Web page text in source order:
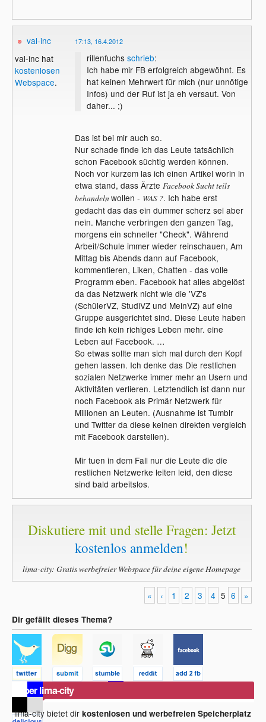
val-inc
val-inc hat
kostenlosen
Webspace.
17:13, 16.4.2012
rillenfuchs schrieb:
Ich habe mir FB erfolgreich abgewöhnt. Es
hat keinen Mehrwert für mich (nur unnötige
Infos) und der Ruf ist ja eh versaut. Von
daher... ;)
Das ist bei mir auch so.
Nur schade finde ich das Leute tatsächlich
schon Facebook süchtig werden können.
Noch vor kurzem las ich einen Artikel worin in
etwa stand, dass Ärzte Facebook Sucht teils
behandelnwollen - WAS ?. Ich habe erst
gedacht das das ein dummer scherz sei aber
nein. Manche verbringen den ganzen Tag,
morgens ein schneller "Check". Während
Arbeit/Schule immer wieder reinschauen, Am
Mittag bis Abends dann auf Facebook,
kommentieren, Liken, Chatten - das volle
Programm eben. Facebook hat alles abgelöst
da das Netzwerk nicht wie die 'VZ's
(SchülerVZ, StudiVZ und MeinVZ) auf eine
Gruppe ausgerichtet sind. Diese Leute haben
finde ich kein richiges Leben mehr. eine
Leben auf Facebook. …
So etwas sollte man sich mal durch den Kopf
gehen lassen. Ich denke das Die restlichen
sozialen Netzwerke immer mehr an Usern und
Aktivitäten verlieren. Letztendlich ist dann nur
noch Facebook als Primär Netzwerk für
Millionen an Leuten. (Ausnahme ist Tumblr
und Twitter da diese keinen direkten vergleich
mit Facebook darstellen).
Mir tuen in dem Fall nur die Leute die die
restlichen Netzwerke leiten leid, den diese
sind bald arbeitslos.
Diskutiere mit und stelle Fragen: Jetzt
kostenlos anmelden!
lima-city: Gratis werbefreier Webspace für deine eigene Homepage
« ‹ 1 2 3 4 5 6 »
Dir gefällt dieses Thema?
Über lima-city
lima-city bietet dirkostenlosen und werbefreien Speicherplatz